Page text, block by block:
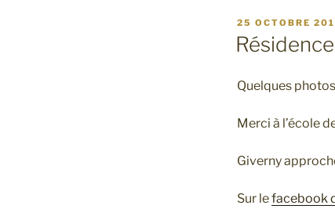
PUBLIÉ
LE
25 OCTOBRE
Quelques
Merci à l’école
Giverny
Sur lefacebook